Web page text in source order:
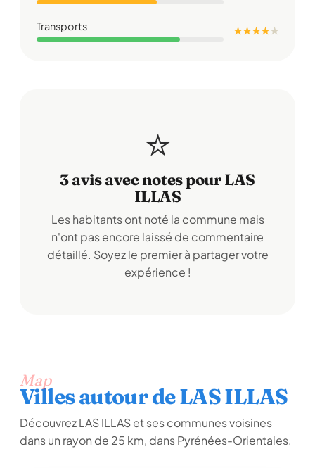
Transports ★ ★ ★ ★★
⭐
3 avis avec notes pour LAS
ILLAS
Les habitants ont noté la commune mais
n'ont pas encore laissé de commentaire
détaillé. Soyez le premier à partager votre
expérience !
Map
Villes autour de LAS ILLAS
Découvrez LAS ILLAS et ses communes voisines
dans un rayon de 25 km, dans Pyrénées-Orientales.